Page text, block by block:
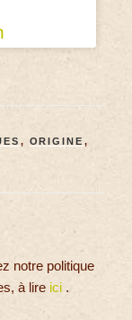
, ORIGINE ,
notre politique
à lire ici .